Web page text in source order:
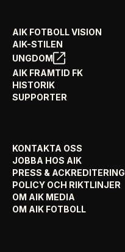
AIK FOTBOLL VISION
AIK-STILEN
UNGDOM
AIK FRAMTID FK
HISTORIK
SUPPORTER
KONTAKTA OSS
JOBBA HOS AIK
PRESS & ACKREDITERING
POLICY OCH RIKTLINJER
OM AIK MEDIA
OM AIK FOTBOLL